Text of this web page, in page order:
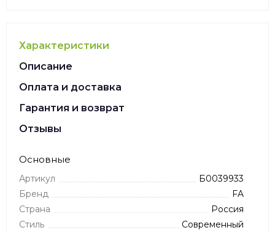
Характеристики
Описание
Оплата и доставка
Гарантия и возврат
Отзывы
Основные
Артикул
Б0039933
Бренд
FA
Страна
Россия
Стиль
Современный